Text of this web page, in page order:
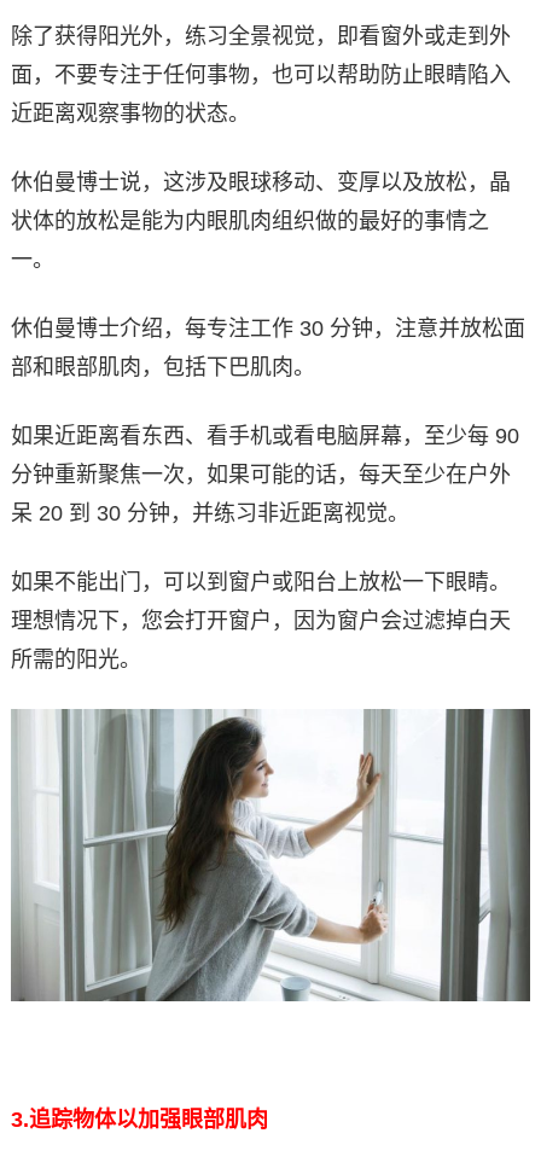
除了获得阳光外，练习全景视觉，即看窗外或走到外
面，不要专注于任何事物，也可以帮助防止眼睛陷入
近距离观察事物的状态。
休伯曼博士说，这涉及眼球移动、变厚以及放松，晶
状体的放松是能为内眼肌肉组织做的最好的事情之
一。
休伯曼博士介绍，每专注工作 30 分钟，注意并放松面
部和眼部肌肉，包括下巴肌肉。
如果近距离看东西、看手机或看电脑屏幕，至少每 90
分钟重新聚焦一次，如果可能的话，每天至少在户外
呆 20 到 30 分钟，并练习非近距离视觉。
如果不能出门，可以到窗户或阳台上放松一下眼睛。
理想情况下，您会打开窗户，因为窗户会过滤掉白天
所需的阳光。
3.追踪物体以加强眼部肌肉